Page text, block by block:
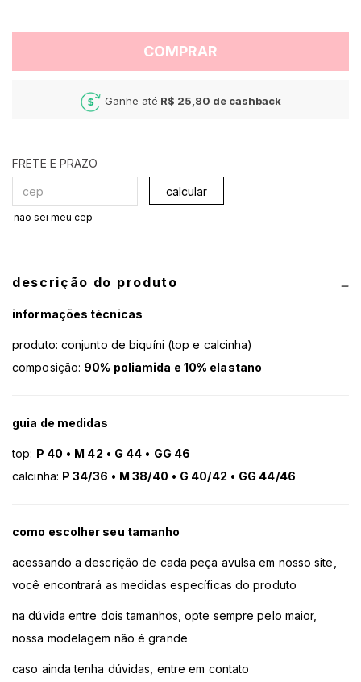
COMPRAR
Ganhe até R$ 25,80 de cashback
calcular
não sei meu cep
descrição do produto
informações técnicas
produto: conjunto de biquíni (top e calcinha)
composição: 90% poliamida e 10% elastano
guia de medidas
top: P 40 • M 42 • G 44 • GG 46
calcinha: P 34/36 • M 38/40 • G 40/42 • GG 44/46
como escolher seu tamanho
acessando a descrição de cada peça avulsa em nosso site,
você encontrará as medidas específicas do produto
na dúvida entre dois tamanhos, opte sempre pelo maior,
nossa modelagem não é grande
caso ainda tenha dúvidas, entre em contato